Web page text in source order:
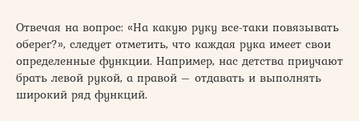
Отвечая на вопрос: «На какую руку все-таки повязывать
оберег?», следует отметить, что каждая рука имеет свои
определенные функции. Например, нас детства приучают
брать левой рукой, а правой – отдавать и выполнять
широкий ряд функций.